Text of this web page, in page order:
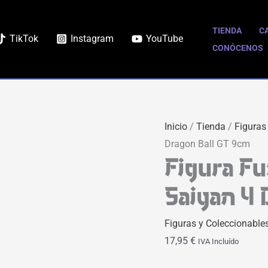
TikTok Instagram YouTube
TIENDA
CONÓCENOS
Inicio /Tienda /
Dragon Ball GT 9cm
Figura
Saiyan 4
Figuras y
17,95€ IVA Incluído
POP
Super
Dragon
Ball
GT
cantidad